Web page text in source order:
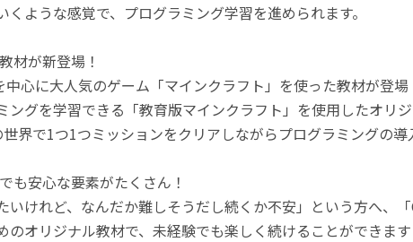
ような感覚で、プログラミング学習を進められます。
材が新登場！
心に大人気のゲーム「マインクラフト」を使った教材が登場
ングを学習できる「教育版マインクラフト」を使用したオリジ
界で1つ1つミッションをクリアしながらプログラミングの導
安心な要素がたくさん！
いけれど、なんだか難しそうだし続くか不安」という方へ、
のオリジナル教材で、未経験でも楽しく続けることができます